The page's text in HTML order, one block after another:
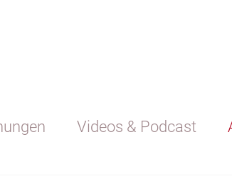
Videos & Podcast